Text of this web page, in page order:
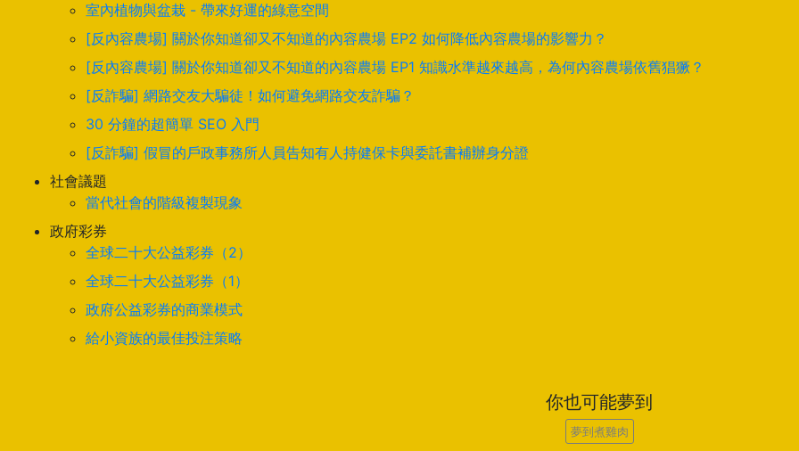
室內植物與盆栽 - 帶來好運的綠意空間
[反內容農場] 關於你知道卻又不知道的內容農場 EP2 如何降低內容農場的影響力？
[反內容農場] 關於你知道卻又不知道的內容農場 EP1 知識水準越來越高，為何內容農場依舊猖獗？
[反詐騙] 網路交友大騙徒！如何避免網路交友詐騙？
30 分鐘的超簡單 SEO 入門
[反詐騙] 假冒的戶政事務所人員告知有人持健保卡與委託書補辦身分證
社會議題
當代社會的階級複製現象
政府彩券
全球二十大公益彩券（2）
全球二十大公益彩券（1）
政府公益彩券的商業模式
給小資族的最佳投注策略
你也可能夢到
夢到煮雞肉